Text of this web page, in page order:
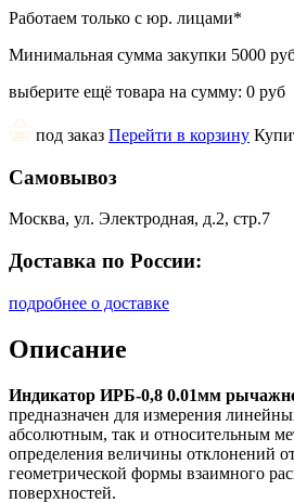
Работаем только с юр. лицами*
Минимальная сумма закупки 5000
выберите ещё товара на сумму: 0 руб
под заказ Перейти в корзину
Самовывоз
Москва, ул. Электродная, д.2, стр.7
Доставка по России:
подробнее о доставке
Описание
Индикатор ИРБ-0,8 0.01мм
предназначен для измерения
абсолютным, так и относительным
определения величины отклонений
геометрической формы взаимного
поверхностей.